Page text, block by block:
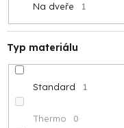
Na dveře 1
Typ materiálu
Standard 1
Thermo 0